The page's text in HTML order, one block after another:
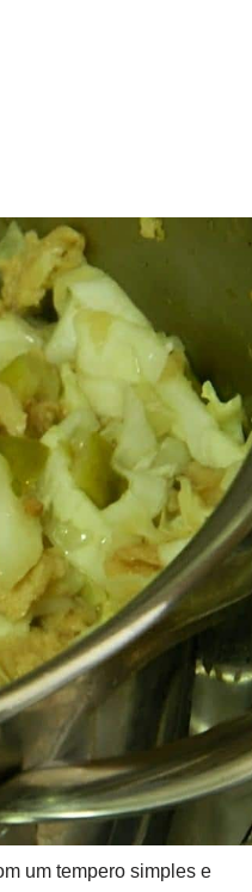
um tempero simples e